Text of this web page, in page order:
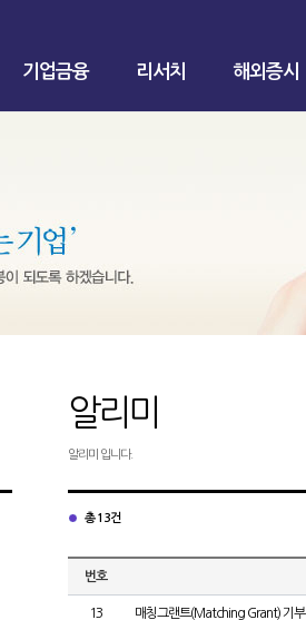
기업금융 리서치 해외증시
알리미
알리미 입니다.
총 13건
번호
13 매칭그랜트(Matching Grant) 기부